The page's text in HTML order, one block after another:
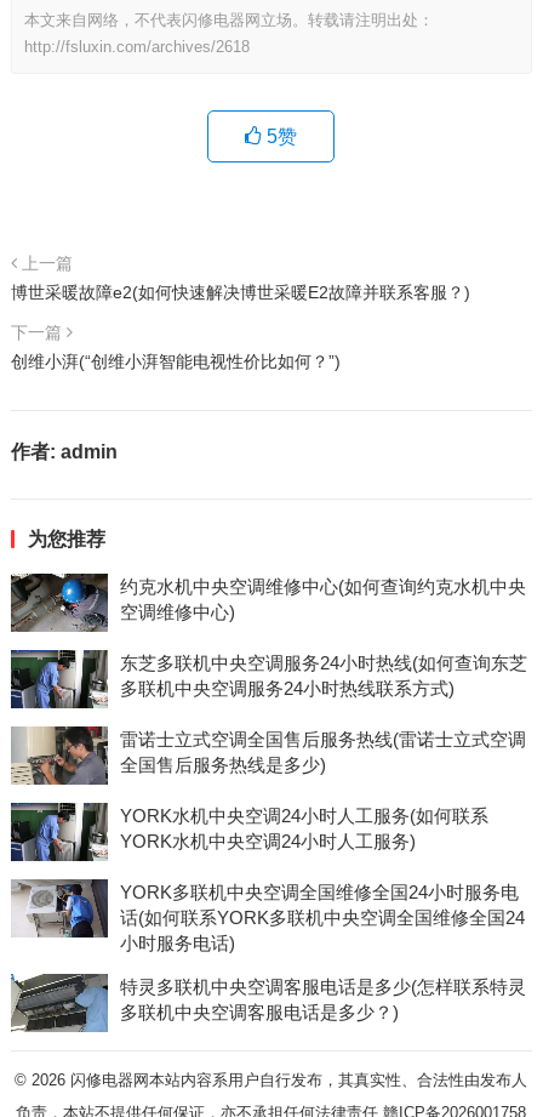
本文来自网络，不代表闪修电器网立场。转载请注明出处：
http://fsluxin.com/archives/2618
5赞
上一篇
博世采暖故障e2(如何快速解决博世采暖E2故障并联系客服？)
下一篇
创维小湃(“创维小湃智能电视性价比如何？”)
作者: admin
为您推荐
约克水机中央空调维修中心(如何查询约克水机中央
空调维修中心)
东芝多联机中央空调服务24小时热线(如何查询东芝
多联机中央空调服务24小时热线联系方式)
雷诺士立式空调全国售后服务热线(雷诺士立式空调
全国售后服务热线是多少)
YORK水机中央空调24小时人工服务(如何联系
YORK水机中央空调24小时人工服务)
YORK多联机中央空调全国维修全国24小时服务电
话(如何联系YORK多联机中央空调全国维修全国24
小时服务电话)
特灵多联机中央空调客服电话是多少(怎样联系特灵
多联机中央空调客服电话是多少？)
© 2026 闪修电器网本站内容系用户自行发布，其真实性、合法性由发布人
负责，本站不提供任何保证，亦不承担任何法律责任 赣ICP备2026001758